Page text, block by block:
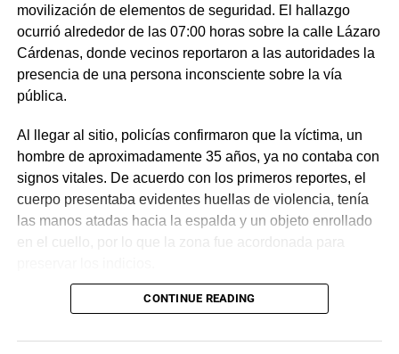
movilización de elementos de seguridad. El hallazgo
ocurrió alrededor de las 07:00 horas sobre la calle Lázaro
Cárdenas, donde vecinos reportaron a las autoridades la
presencia de una persona inconsciente sobre la vía
pública.
Al llegar al sitio, policías confirmaron que la víctima, un
hombre de aproximadamente 35 años, ya no contaba con
signos vitales. De acuerdo con los primeros reportes, el
cuerpo presentaba evidentes huellas de violencia, tenía
las manos atadas hacia la espalda y un objeto enrollado
en el cuello, por lo que la zona fue acordonada para
Las primeras investigaciones apuntan a que el hombre
madrugada. Personal de la Fiscalía y del Servicio Médico
CONTINUE READING